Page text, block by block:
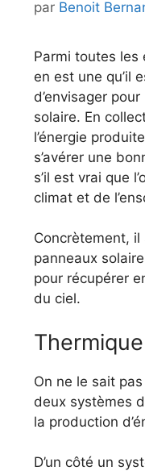
par Benoit
Parmi toutes les
en est une qu’il
d’envisager
solaire. En
l’énergie
s’avérer une
s’il est vrai que
climat et de
Concrètement, il
panneaux
pour récupérer
du ciel.
On ne le sait
deux systèmes
la production
D’un côté un